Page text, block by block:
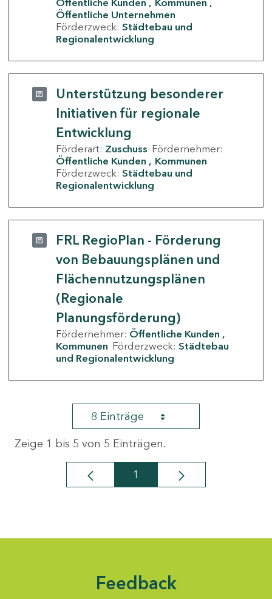
Öffentliche Kunden
Kommunen
Öffentliche Unternehmen
Förderzweck: Städtebau und
Regionalentwicklung
Unterstützung besonderer
Initiativen für regionale
Entwicklung
Förderart: Zuschuss Fördernehmer:
Öffentliche Kunden
Kommunen
Förderzweck: Städtebau und
Regionalentwicklung
FRL RegioPlan - Förderung
von Bebauungsplänen und
Flächennutzungsplänen
(Regionale
Planungsförderung)
Fördernehmer: Öffentliche Kunden
Kommunen Förderzweck: Städtebau
und Regionalentwicklung
8 Einträge
Zeige 1 bis 5 von 5 Einträgen.
Seite
1
Feedback